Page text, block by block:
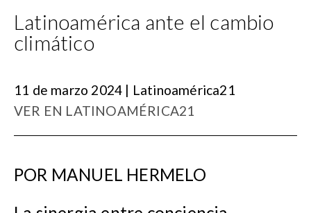
Latinoamérica ante el cambio
climático
11 de marzo 2024 | Latinoamérica21
VER EN LATINOAMÉRICA21
POR MANUEL HERMELO